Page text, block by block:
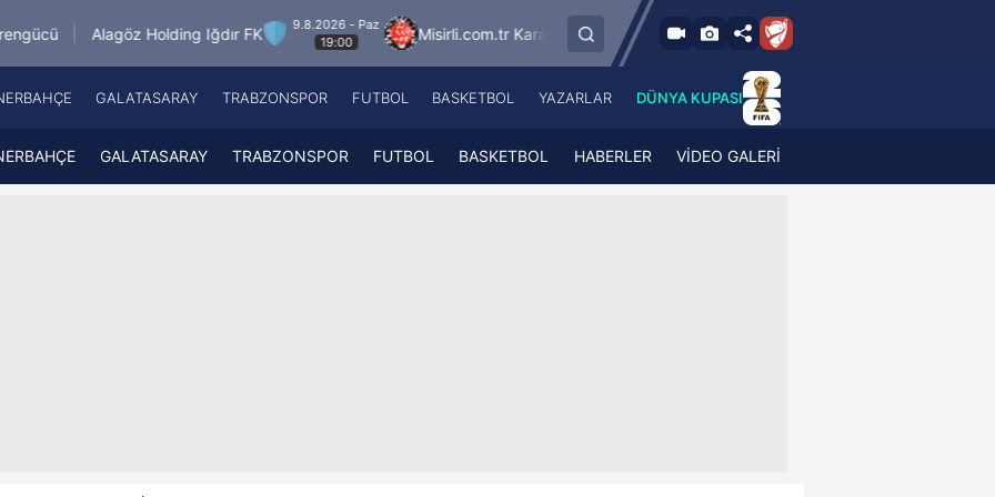
Holding Iğdır FK
9.8.2026 - Paz
19:00
Misirli.com.tr Karagümrük SMS Grup Sarıyerspor
9.8.2026 - Paz
19:00
Fenerbahçe
Galatasaray
A Spor
ATV
A Haber Radyo
A Spor Radyo
A News Radio
GALATASARAY TRABZONSPOR FUTBOL BASKETBOL YAZARLAR DÜNYA KUPASI
GALATASARAY TRABZONSPOR FUTBOL BASKETBOL HABERLER VİDEO GALERİ